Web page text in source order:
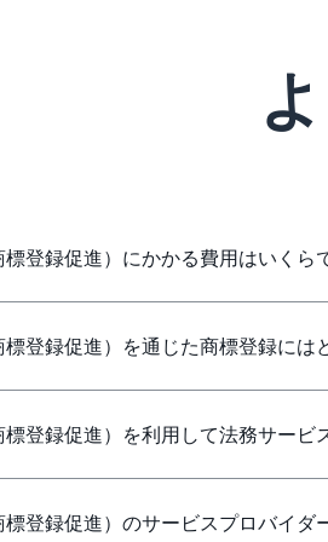
登録促進）にかかる費用はいくら
登録促進）を通じた商標登録には
登録促進）を利用して法務サー
登録促進）のサービスプロバイダ